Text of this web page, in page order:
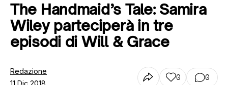
Tutti gli articoli
Chi siamo
The Handmaid’s Tale: Samira
Wiley parteciperà in tre
episodi di Will & Grace
Redazione
11 Dic 2018
0 0